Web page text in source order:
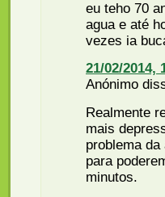
eu teho 70
agua e até
vezes ia
21/02/2014,
Anónimo
Realmente
mais
problema
para
minutos.